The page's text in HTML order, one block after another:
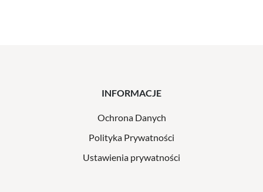
INFORMACJE
Ochrona Danych
Polityka Prywatności
Ustawienia prywatności